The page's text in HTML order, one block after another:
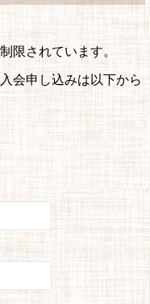
限されています。
会申し込みは以下から